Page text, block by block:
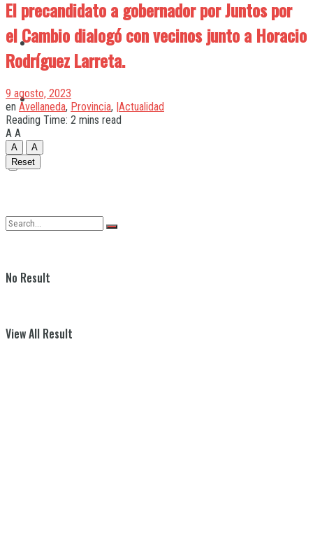
Quilmes
Varela
No Result
View All Result
El precandidato a gobernador por Juntos por
el Cambio dialogó con vecinos junto a Horacio
Rodríguez Larreta.
9 agosto, 2023
en Avellaneda, Provincia, |Actualidad
Reading Time: 2 mins read
A A
A
A
Reset